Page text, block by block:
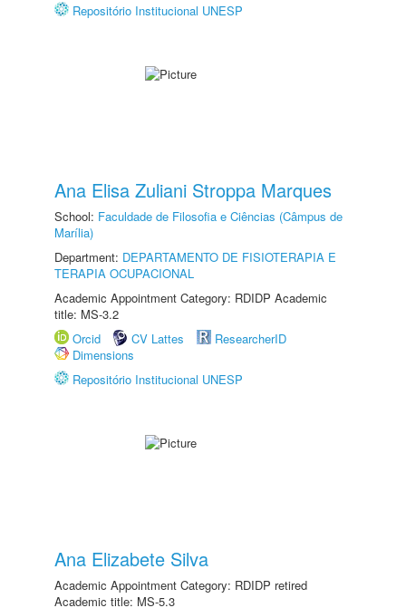
Repositório Institucional UNESP
Ana Elisa Zuliani Stroppa Marques
School: Faculdade de Filosofia e Ciências (Câmpus de
Marília)
Department: DEPARTAMENTO DE FISIOTERAPIA E
TERAPIA OCUPACIONAL
Academic Appointment Category: RDIDP Academic
title: MS-3.2
Orcid
CV Lattes
ResearcherID
Dimensions
Repositório Institucional UNESP
Ana Elizabete Silva
Academic Appointment Category: RDIDP retired
Academic title: MS-5.3